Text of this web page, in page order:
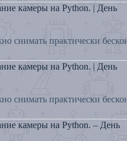
камеры на Python. | День
снимать практически
камеры на Python. | День
снимать практически
камеры на Python. – День